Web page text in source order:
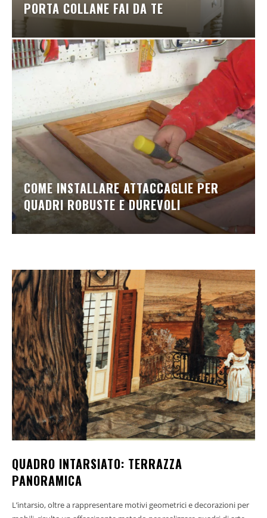
PORTA COLLANE FAI DA TE
COME INSTALLARE ATTACCAGLIE PER
QUADRI ROBUSTE E DUREVOLI
QUADRO INTARSIATO: TERRAZZA
PANORAMICA
L’intarsio, oltre a rappresentare motivi geometrici e decorazioni per